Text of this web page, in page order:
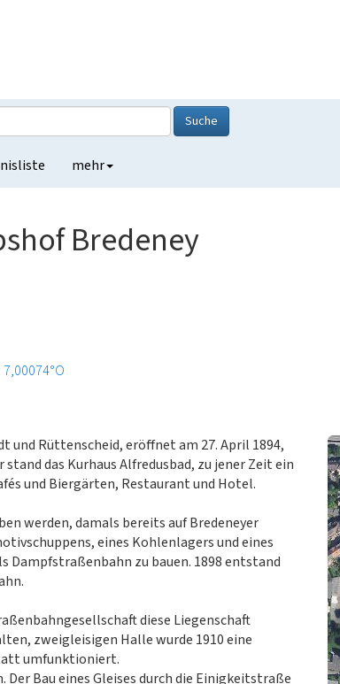
Suche
mehr
Bredeney
und Rüttenscheid, eröffnet am 27. April 1894,
das Kurhaus Alfredusbad, zu jener Zeit ein
und Biergärten, Restaurant und Hotel.
werden, damals bereits auf Bredeneyer
eines Kohlenlagers und eines
Dampfstraßenbahn zu bauen. 1898 entstand
diese Liegenschaft
zweigleisigen Halle wurde 1910 eine
umfunktioniert.
Bau eines Gleises durch die Einigkeitstraße